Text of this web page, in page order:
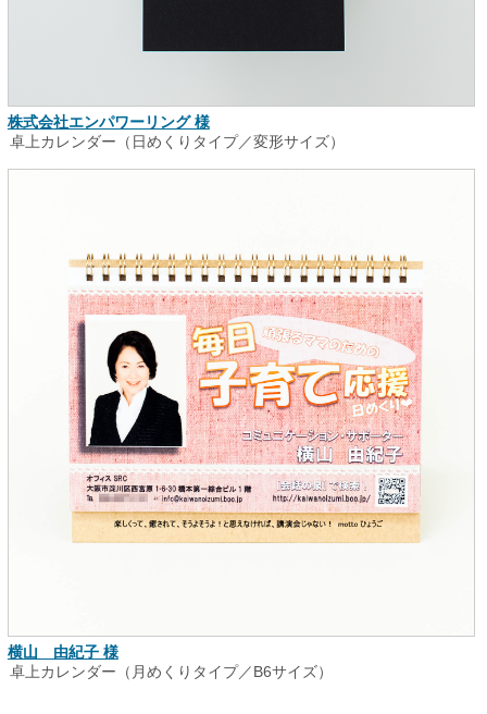
株式会社エンパワーリング 様
卓上カレンダー（日めくりタイプ／変形サイズ）
横山 由紀子 様
卓上カレンダー（月めくりタイプ／B6サイズ）